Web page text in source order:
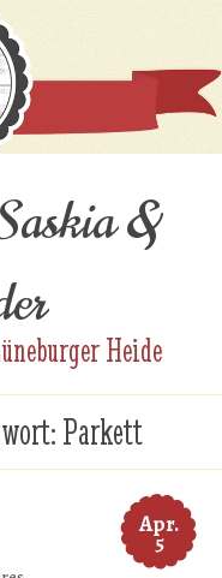
&
Heide
Parkett
Apr.
5